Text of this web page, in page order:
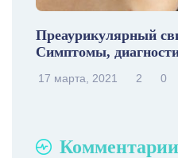
Преаурикулярный
Симптомы,
17 марта, 2021 2 0
Комментарии